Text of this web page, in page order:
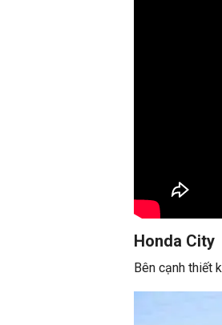
Honda City
Bên cạnh thiết